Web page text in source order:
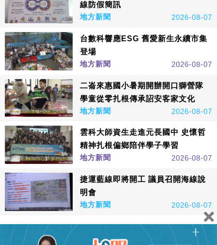
線防假簡訊
地方新聞
2026-08-07
台數科響應ESG 舊愛新生永續市集
登場
地方新聞
2026-08-07
二崙來惠國小暑期開辦開口獅營隊
學童從零扎根傳承詔安客家文化
地方新聞
2026-08-07
雲科大師資生走進元長國中 史懷哲
精神扎根偏鄉陪伴學子學習
地方新聞
2026-08-07
捷運藍線即將開工 議員召開海線說
明會
地方新聞
2026-08-07